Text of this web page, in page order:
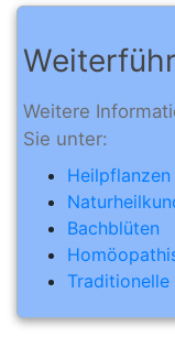
Weitere
Sie unter:
Heilpflanzen
Bachblüten
Traditionelle